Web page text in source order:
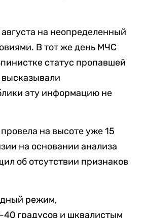
на неопределенный
В тот же день МЧС
статус пропавшей
высказывали
эту информацию не
на высоте уже 15
на основании анализа
об отсутствии признаков
режим,
градусов и шквалистым